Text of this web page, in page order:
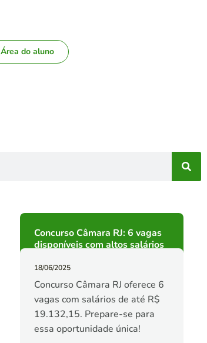
Área do aluno
Concurso Câmara RJ: 6 vagas
disponíveis com altos salários
18/06/2025
Concurso Câmara RJ oferece 6
vagas com salários de até R$
19.132,15. Prepare-se para
essa oportunidade única!